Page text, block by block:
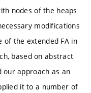
nodes of the heaps
modifications
of the extended FA in
based on abstract
our approach as an
it to a number of